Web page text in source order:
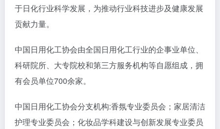
于日化行业科学发展，为推动行业科技进步及健康发展
贡献力量。
中国日用化工协会由全国日用化工行业的企事业单位、
科研院所、大专院校和第三方服务机构等自愿组成，拥
有会员单位700余家。
中国日用化工协会分支机构:香氛专业委员会；家居清洁
护理专业委员会；化妆品学科建设与创新发展专业委员